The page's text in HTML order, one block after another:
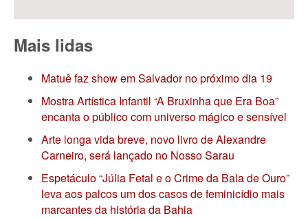
Mais lidas
Matuê faz show em Salvador no próximo dia 19
Mostra Artística Infantil “A Bruxinha que Era Boa”
encanta o público com universo mágico e sensível
Arte longa vida breve, novo livro de Alexandre
Carneiro, será lançado no Nosso Sarau
Espetáculo “Júlia Fetal e o Crime da Bala de Ouro”
leva aos palcos um dos casos de feminicídio mais
marcantes da história da Bahia